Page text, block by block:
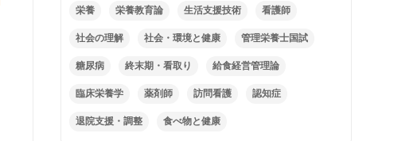
栄養 栄養教育論 生活支援技術 看護師
社会の理解 社会・環境と健康 管理栄養士国試
糖尿病 終末期・看取り 給食経営管理論
臨床栄養学 薬剤師 訪問看護 認知症
退院支援・調整 食べ物と健康